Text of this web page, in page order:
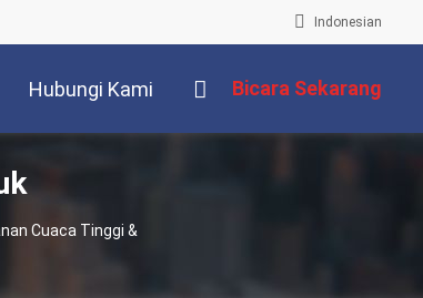
Indonesian
Hubungi Kami Bicara Sekarang
Cuaca Tinggi &